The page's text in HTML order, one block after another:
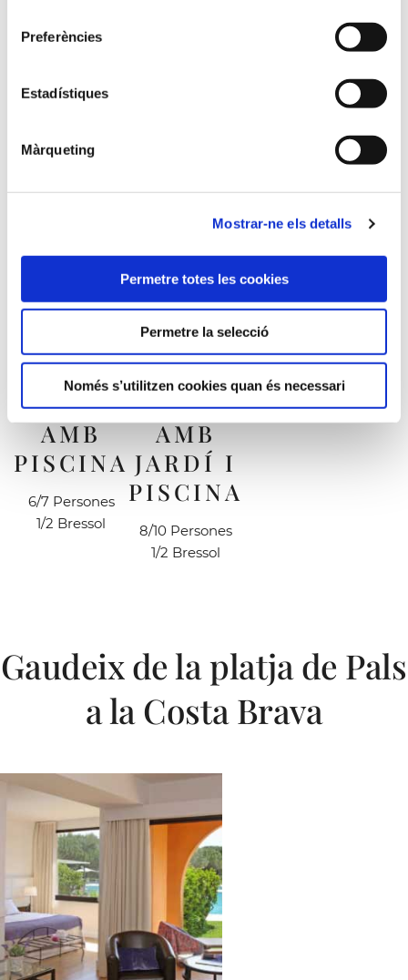
Preferències
Estadístiques
Màrqueting
Mostrar-ne els detalls
Permetre totes les cookies
Permetre la selecció
Només s’utilitzen cookies quan és necessari
VIL·LES
AMB
PISCINA
6/7 Persones
1/2 Bressol
VIL·LA
AMB
JARDÍ I
PISCINA
8/10 Persones
1/2 Bressol
Gaudeix de la platja de Pals
a la Costa Brava